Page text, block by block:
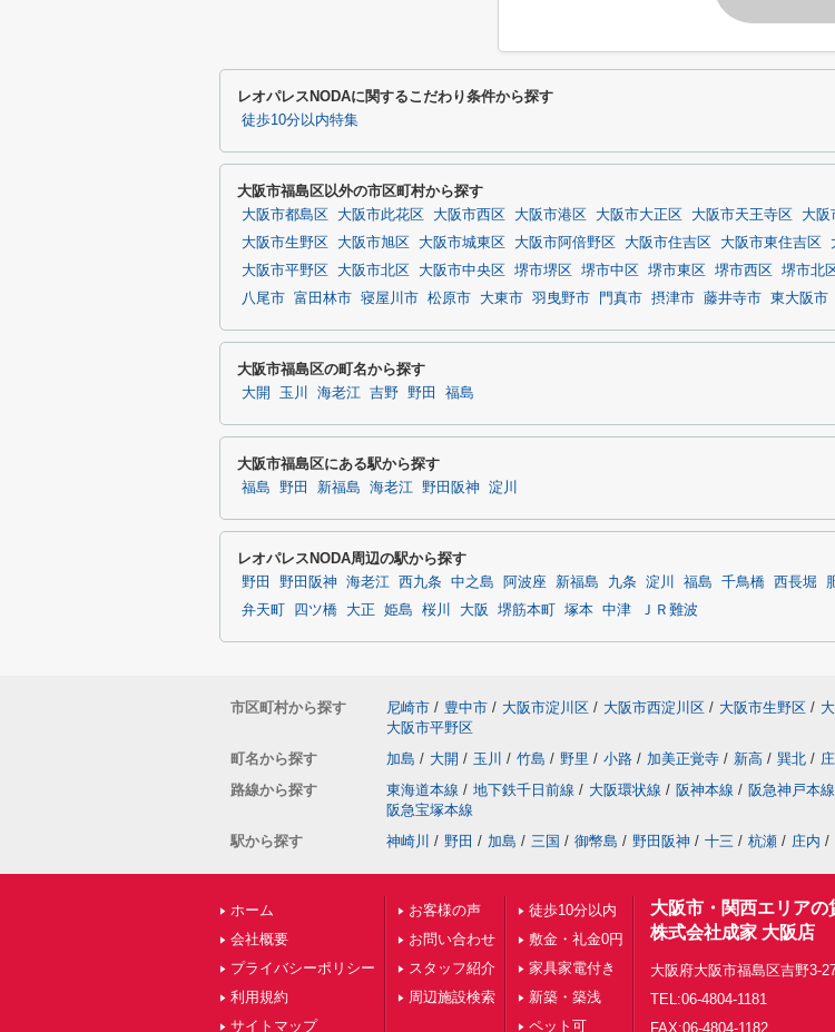
レオパレスNODAに関するこだわり条件から探す
徒歩10分以内特集
大阪市福島区以外の市区町村から探す
大阪市都島区 大阪市此花区 大阪市西区 大阪市港区 大阪市大正区 大阪市天王寺区 大阪
大阪市生野区
大阪市旭区 大阪市城東区 大阪市阿倍野区 大阪市住吉区 大阪市東住吉区
大阪市平野区
大阪市北区 大阪市中央区 堺市堺区 堺市中区 堺市東区 堺市西区 堺市北
八尾市 富田林市 寝屋川市 松原市 大東市 羽曳野市 門真市 摂津市 藤井寺市 東大阪市
大阪市福島区の町名から探す
大開 玉川 海老江 吉野 野田 福島
大阪市福島区にある駅から探す
福島 野田 新福島 海老江 野田阪神 淀川
レオパレスNODA周辺の駅から探す
野田 野田阪神 海老江 西九条 中之島 阿波座 新福島 九条 淀川 福島 千鳥橋 西長堀
弁天町
四ツ橋 大正 姫島 桜川 大阪 堺筋本町 塚本 中津 ＪＲ難波
市区町村から探す 尼崎市 / 豊中市 / 大阪市淀川区 / 大阪市西淀川区 / 大阪市生野区 /
大阪市平野区
町名から探す
加島 / 大開 / 玉川 / 竹島 / 野里 / 小路 / 加美正覚寺 / 新高 / 巽北 /
路線から探す
東海道本線 / 地下鉄千日前線 / 大阪環状線 / 阪神本線 / 阪急神戸本線
阪急宝塚本線
駅から探す
神崎川 / 野田 / 加島 / 三国 / 御幣島 / 野田阪神 / 十三 / 杭瀬 / 庄内 /
ホーム
会社概要
プライバシーポリシー
利用規約
サイトマップ
お客様の声
お問い合わせ
スタッフ紹介
周辺施設検索
徒歩10分以内
敷金・礼金0円
家具家電付き
新築・築浅
ペット可
大阪市・関西エリアの
株式会社成家 大阪店
大阪府大阪市福島区吉野3-
TEL:06-4804-1181
FAX:06-4804-1182